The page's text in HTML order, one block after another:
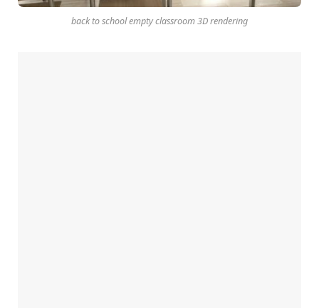
back to school empty classroom 3D rendering